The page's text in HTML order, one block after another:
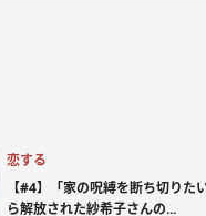
恋する
【#4】「家の呪縛を断ち切りた
ら解放された紗希子さんの...